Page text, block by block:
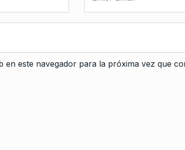
este navegador para la próxima vez que